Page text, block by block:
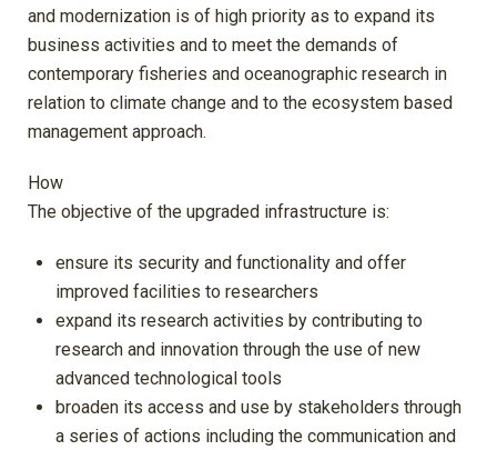
and modernization is of high priority as to expand its
business activities and to meet the demands of
contemporary fisheries and oceanographic research in
relation to climate change and to the ecosystem based
management approach.
How
The objective of the upgraded infrastructure is:
ensure its security and functionality and offer
improved facilities to researchers
expand its research activities by contributing to
research and innovation through the use of new
advanced technological tools
broaden its access and use by stakeholders through
a series of actions including the communication and